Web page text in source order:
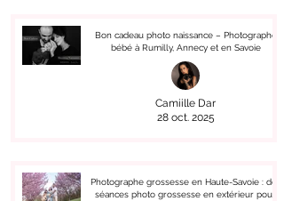
Bon cadeau photo naissance – Photographe
bébé à Rumilly, Annecy et en Savoie
Camiille Dar
28 oct. 2025
Photographe grossesse en Haute-Savoie : des
séances photo grossesse en extérieur pour